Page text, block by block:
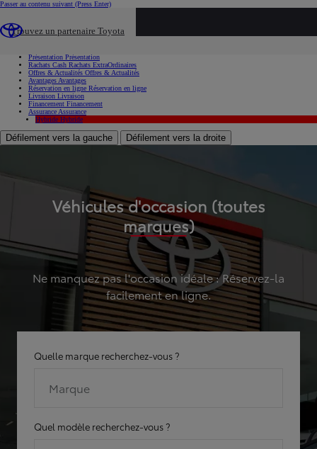
Passer au contenu suivant (Press Enter)
Trouvez un partenaire Toyota
Présentation Présentation
Rachats Cash Rachats ExtraOrdinaires
Offres & Actualités Offres & Actualités
Avantages Avantages
Réservation en ligne Réservation en ligne
Livraison Livraison
Financement Financement
Assurance Assurance
Hybride Hybride
Défilement vers la gauche Défilement vers la droite
Véhicules d'occasion (toutes
marques)
Ne manquez pas l'occasion idéale : Réservez-la
facilement en ligne.
Quelle marque recherchez-vous ?
Marque
Quel modèle recherchez-vous ?